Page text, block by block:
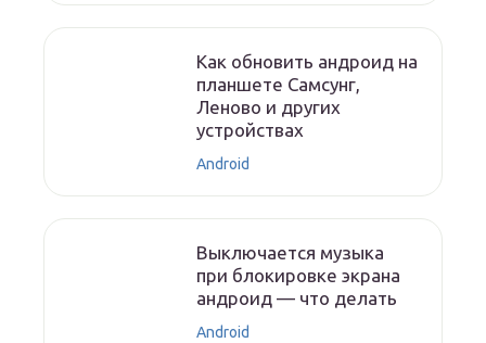
Как обновить андроид на
планшете Самсунг,
Леново и других
устройствах
Android
Выключается музыка
при блокировке экрана
андроид — что делать
Android